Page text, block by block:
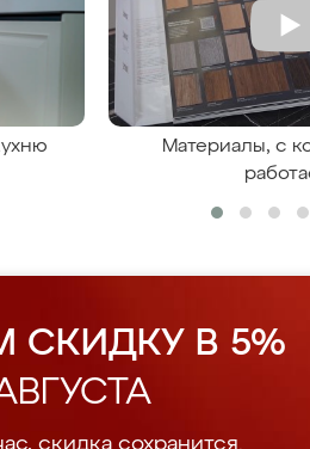
Материалы, с
СКИДКУ В 5%
скидка сохранится.